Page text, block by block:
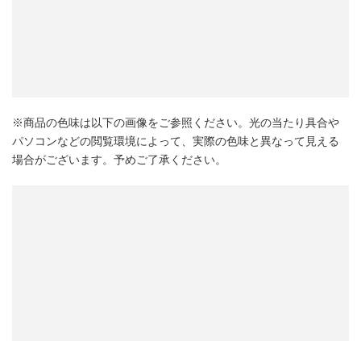
※商品の色味は以下の画像をご参照ください。光の当たり具合や
パソコンなどの閲覧環境によって、実際の色味と異なって見える
場合がございます。予めご了承ください。